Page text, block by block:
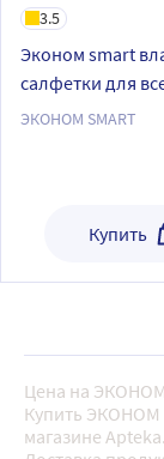
3.5
Эконом smart
салфетки для
70 шт.
ЭКОНОМ SMART
Купить
Цена на ЭКОНОМ
Купить ЭКОНОМ
магазине